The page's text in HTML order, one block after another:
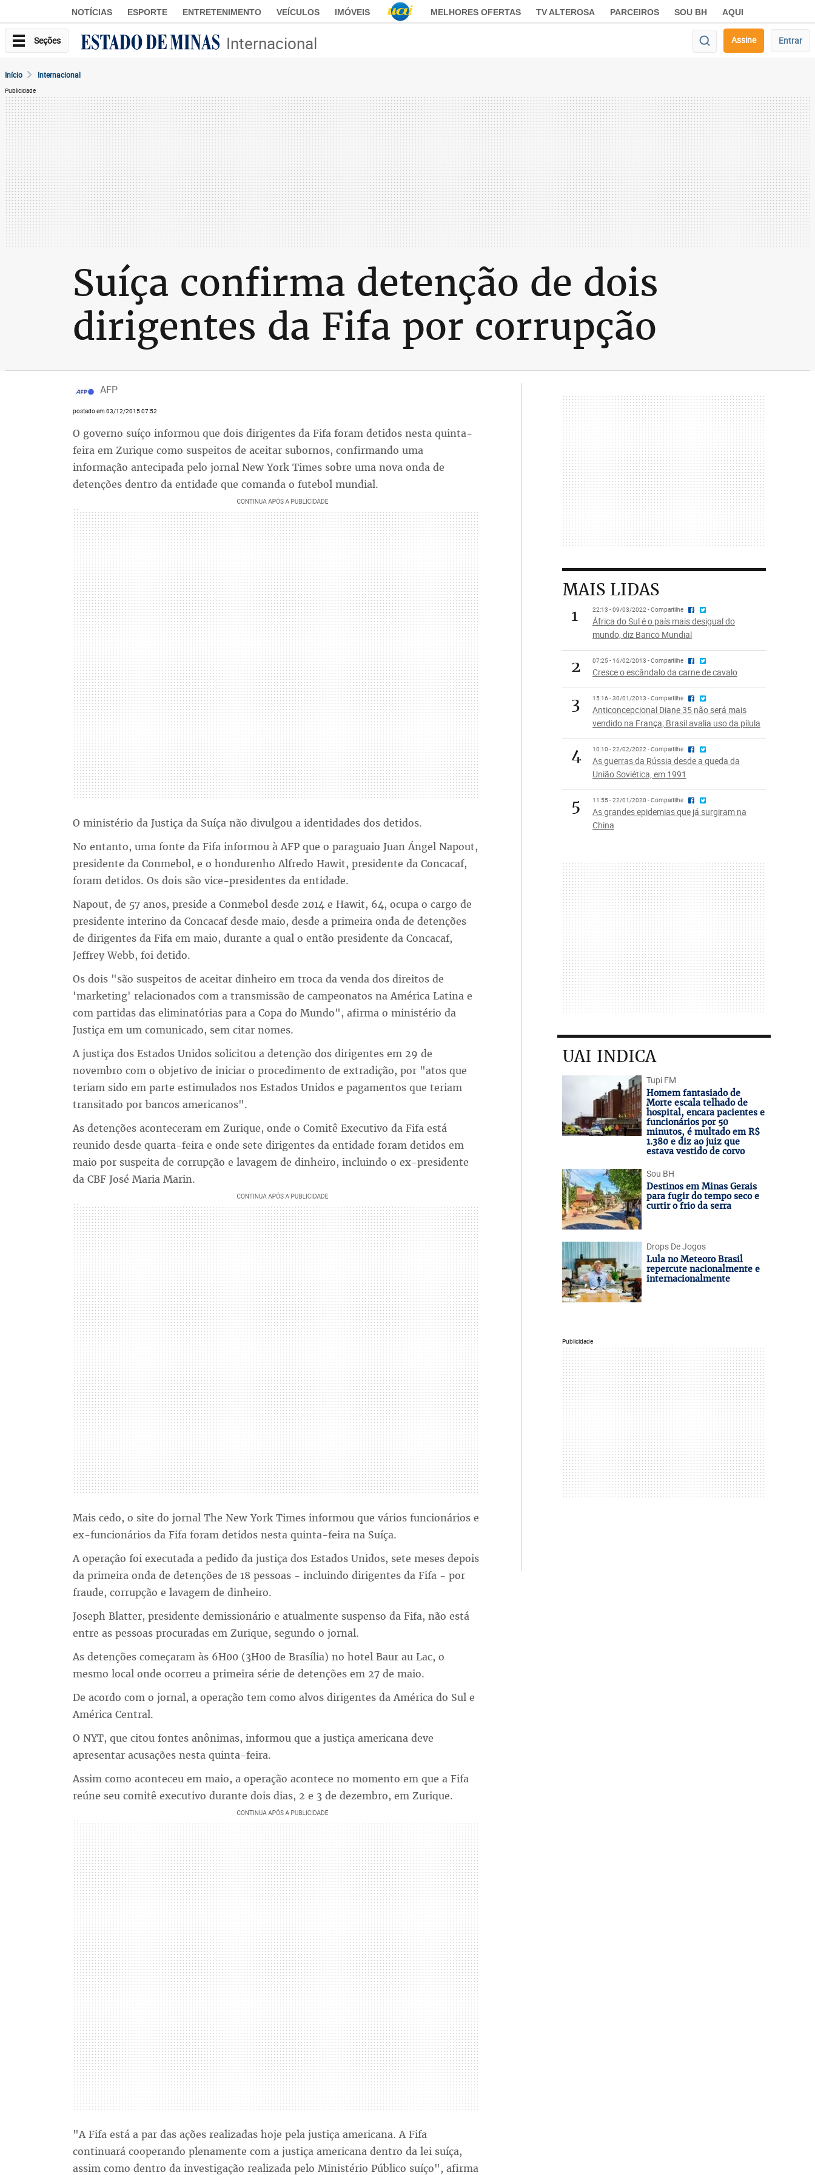
NOTÍCIAS ESPORTE ENTRETENIMENTO VEÍCULOS IMÓVEIS MELHORES OFERTAS TV ALTEROSA PARCEIROS SOU BH AQUI
Seções Internacional Assine Entrar
Início Internacional
Publicidade
Suíça confirma detenção de dois
dirigentes da Fifa por corrupção
AFP
postado em 03/12/2015 07:52
O governo suíço informou que dois dirigentes da Fifa foram detidos nesta quinta-
feira em Zurique como suspeitos de aceitar subornos, confirmando uma
informação antecipada pelo jornal New York Times sobre uma nova onda de
detenções dentro da entidade que comanda o futebol mundial.
O ministério da Justiça da Suíça não divulgou a identidades dos detidos.
No entanto, uma fonte da Fifa informou à AFP que o paraguaio Juan Ángel Napout,
presidente da Conmebol, e o hondurenho Alfredo Hawit, presidente da Concacaf,
foram detidos. Os dois são vice-presidentes da entidade.
Napout, de 57 anos, preside a Conmebol desde 2014 e Hawit, 64, ocupa o cargo de
presidente interino da Concacaf desde maio, desde a primeira onda de detenções
de dirigentes da Fifa em maio, durante a qual o então presidente da Concacaf,
Jeffrey Webb, foi detido.
Os dois "são suspeitos de aceitar dinheiro em troca da venda dos direitos de
'marketing' relacionados com a transmissão de campeonatos na América Latina e
com partidas das eliminatórias para a Copa do Mundo", afirma o ministério da
Justiça em um comunicado, sem citar nomes.
A justiça dos Estados Unidos solicitou a detenção dos dirigentes em 29 de
novembro com o objetivo de iniciar o procedimento de extradição, por "atos que
teriam sido em parte estimulados nos Estados Unidos e pagamentos que teriam
transitado por bancos americanos".
As detenções aconteceram em Zurique, onde o Comitê Executivo da Fifa está
reunido desde quarta-feira e onde sete dirigentes da entidade foram detidos em
maio por suspeita de corrupção e lavagem de dinheiro, incluindo o ex-presidente
da CBF José Maria Marin.
Mais cedo, o site do jornal The New York Times informou que vários funcionários e
ex-funcionários da Fifa foram detidos nesta quinta-feira na Suíça.
A operação foi executada a pedido da justiça dos Estados Unidos, sete meses depois
da primeira onda de detenções de 18 pessoas - incluindo dirigentes da Fifa - por
fraude, corrupção e lavagem de dinheiro.
Joseph Blatter, presidente demissionário e atualmente suspenso da Fifa, não está
entre as pessoas procuradas em Zurique, segundo o jornal.
As detenções começaram às 6H00 (3H00 de Brasília) no hotel Baur au Lac, o
mesmo local onde ocorreu a primeira série de detenções em 27 de maio.
De acordo com o jornal, a operação tem como alvos dirigentes da América do Sul e
América Central.
O NYT, que citou fontes anônimas, informou que a justiça americana deve
apresentar acusações nesta quinta-feira.
Assim como aconteceu em maio, a operação acontece no momento em que a Fifa
reúne seu comitê executivo durante dois dias, 2 e 3 de dezembro, em Zurique.
"A Fifa está a par das ações realizadas hoje pela justiça americana. A Fifa
continuará cooperando plenamente com a justiça americana dentro da lei suíça,
assim como dentro da investigação realizada pelo Ministério Público suíço", afirma
MAIS LIDAS
1
22:13 - 09/03/2022 - Compartilhe
África do Sul é o país mais desigual do
mundo, diz Banco Mundial
2 07:25 - 16/02/2013 - Compartilhe
Cresce o escândalo da carne de cavalo
3 15:16 - 30/01/2013 - Compartilhe
Anticoncepcional Diane 35 não será mais
vendido na França; Brasil avalia uso da pílula
4 10:10 - 22/02/2022 - Compartilhe
As guerras da Rússia desde a queda da
União Soviética, em 1991
5 11:55 - 22/01/2020 - Compartilhe
As grandes epidemias que já surgiram na
China
UAI INDICA
Tupi FM
Homem fantasiado de
Morte escala telhado de
hospital, encara pacientes e
funcionários por 50
minutos, é multado em R$
1.380 e diz ao juiz que
estava vestido de corvo
Sou BH
Destinos em Minas Gerais
para fugir do tempo seco e
curtir o frio da serra
Drops De Jogos
Lula no Meteoro Brasil
repercute nacionalmente e
internacionalmente
Publicidade